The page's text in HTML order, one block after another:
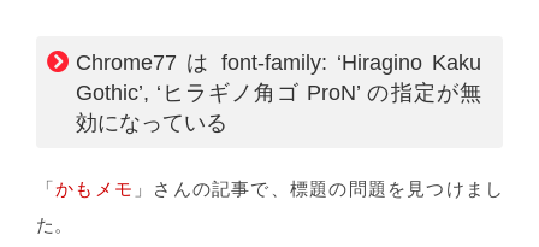
Chrome77 は font-family: ‘Hiragino Kaku
Gothic’, ‘ヒラギノ角ゴ ProN’ の指定が無
効になっている
「かもメモ 」さんの記事で、標題の問題を見つけまし
た。